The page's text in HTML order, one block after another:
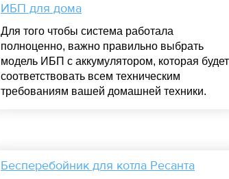
ИБП для дома
Для того чтобы система работала
полноценно, важно правильно выбрать
модель ИБП с аккумулятором, которая будет
соответствовать всем техническим
требованиям вашей домашней техники.
Бесперебойник для котла Ресанта